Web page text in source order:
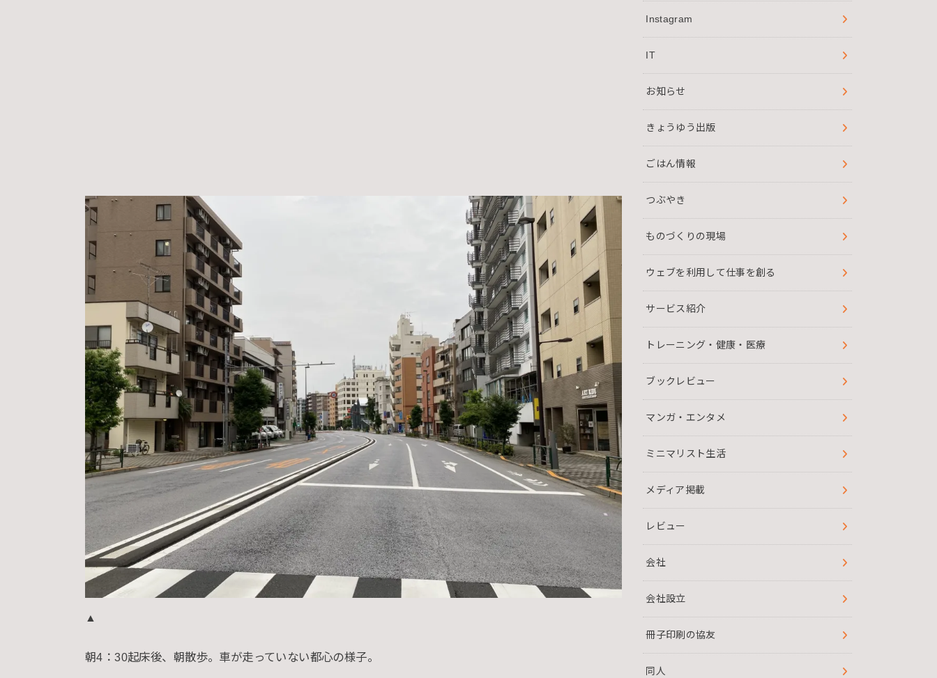
▲
朝4：30起床後、朝散歩。車が走っていない都心の様子。
Instagram
IT
お知らせ
きょうゆう出版
ごはん情報
つぶやき
ものづくりの現場
ウェブを利用して仕事を創る
サービス紹介
トレーニング・健康・医療
ブックレビュー
マンガ・エンタメ
ミニマリスト生活
メディア掲載
レビュー
会社
会社設立
冊子印刷の協友
同人